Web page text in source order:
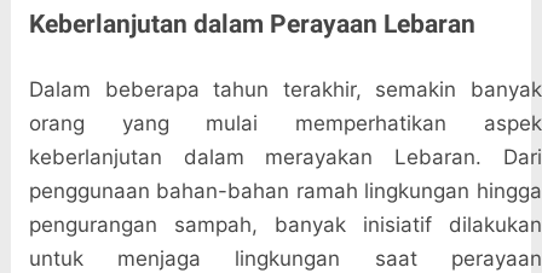
Keberlanjutan dalam Perayaan Lebaran
Dalam beberapa tahun terakhir, semakin banyak
orang yang mulai memperhatikan aspek
keberlanjutan dalam merayakan Lebaran. Dari
penggunaan bahan-bahan ramah lingkungan hingga
pengurangan sampah, banyak inisiatif dilakukan
untuk menjaga lingkungan saat perayaan